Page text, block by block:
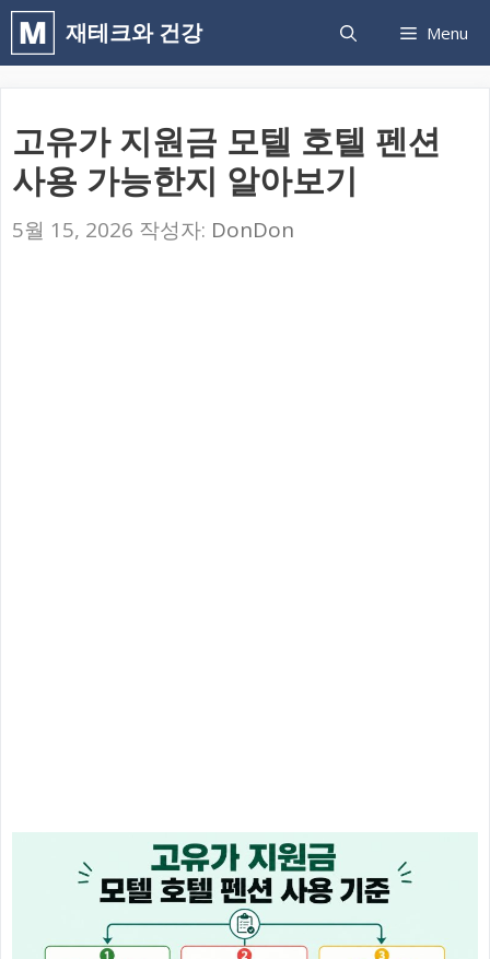
컨
텐
건
너
뛰
재테크와 건강 Menu
고유가 지원금 모텔 호텔 펜션
사용 가능한지 알아보기
5월 15, 2026 작성자: DonDon